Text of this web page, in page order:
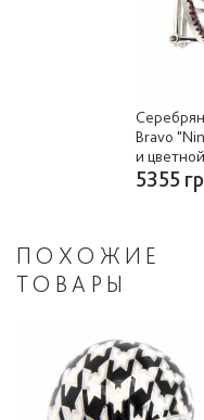
Bravo
и
5355
ПОХОЖИЕ
ТОВАРЫ